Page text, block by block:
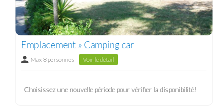
Emplacement » Camping car
Max 8 personnes Voir le détail
Choisissez une nouvelle période pour vérifier la disponibilité!